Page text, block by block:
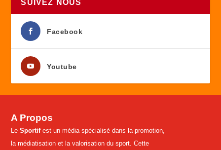
SUIVEZ NOUS
Facebook
Youtube
A Propos
LeSportifest un média spécialisé dans la promotion,
la médiatisation et la valorisation du sport. Cette